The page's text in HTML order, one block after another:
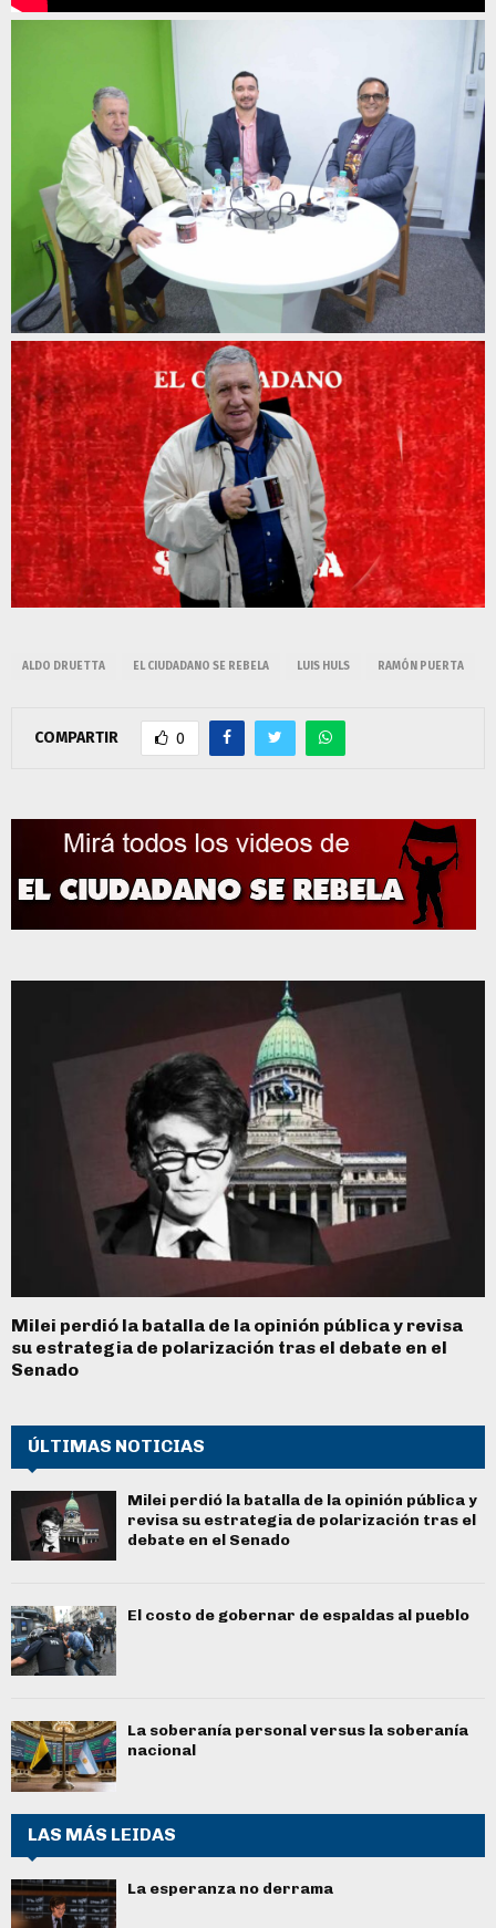
ALDO DRUETTA EL CIUDADANO SE REBELA LUIS HULS RAMÓN PUERTA
COMPARTIR 0
Milei perdió la batalla de la opinión pública y revisa
su estrategia de polarización tras el debate en el
Senado
ÚLTIMAS NOTICIAS
Milei perdió la batalla de la opinión pública y
revisa su estrategia de polarización tras el
debate en el Senado
El costo de gobernar de espaldas al pueblo
La soberanía personal versus la soberanía
nacional
LAS MÁS LEIDAS
La esperanza no derrama